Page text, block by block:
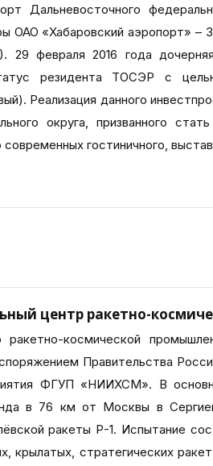
Дальневосточного
ОАО «Хабаровский аэропорт»
29 февраля 2016 года
резидента ТОСЭР с
Реализация данного
округа, призванного
гостиничного,
центр ракетно-
космической
Правительства
ФГУП «НИИХСМ». В
в 76 км от Москвы в
ракеты Р-1. Испытание
стратегических